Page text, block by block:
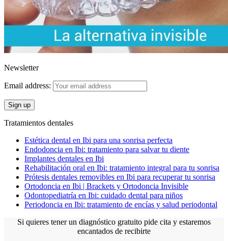
Newsletter
Email address:
Tratamientos dentales
Estética dental en Ibi para una sonrisa perfecta
Endodoncia en Ibi: tratamiento para salvar tu diente
Implantes dentales en Ibi
Rehabilitación oral en Ibi: tratamiento integral para tu sonrisa
Prótesis dentales removibles en Ibi para recuperar tu sonrisa
Ortodoncia en Ibi | Brackets y Ortodoncia Invisible
Odontopediatría en Ibi: cuidado dental para niños
Periodoncia en Ibi: tratamiento de encías y salud periodontal
Si quieres tener un diagnóstico gratuito pide cita y estaremos
encantados de recibirte